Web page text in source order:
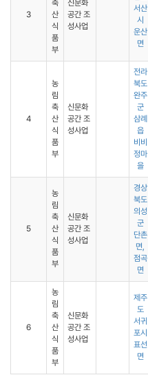
3
축
산
식
품
부
신문화
공간 조
성사업
서산
시
운산
면
4
농
림
축
산
식
품
부
신문화
공간 조
성사업
전라
북도
완주
군
삼례
읍
비비
정마
을
5
농
림
축
산
식
품
부
신문화
공간 조
성사업
경상
북도
의성
군
단촌
면,
점곡
면
6
농
림
축
산
식
품
부
신문화
공간 조
성사업
제주
도
서귀
포시
표선
면